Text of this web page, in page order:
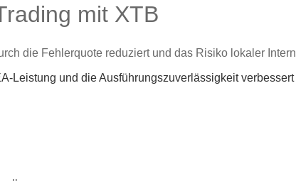
mit XTB
die Fehlerquote reduziert und das Risiko lokaler
Leistung und die Ausführungszuverlässigkeit